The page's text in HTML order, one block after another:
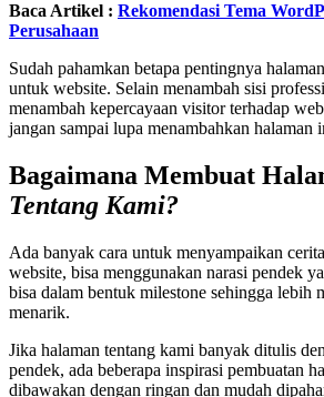
Baca Artikel : Rekomendasi Tema
Perusahaan
Sudah pahamkan betapa pentingnya
untuk website. Selain menambah sisi
menambah kepercayaan visitor terhadap
jangan sampai lupa menambahkan halaman
Bagaimana Membuat
Tentang Kami?
Ada banyak cara untuk menyampaikan
website, bisa menggunakan narasi pendek
bisa dalam bentuk milestone sehingga lebih
menarik.
Jika halaman tentang kami banyak ditulis
pendek, ada beberapa inspirasi pembuatan
dibawakan dengan ringan dan mudah